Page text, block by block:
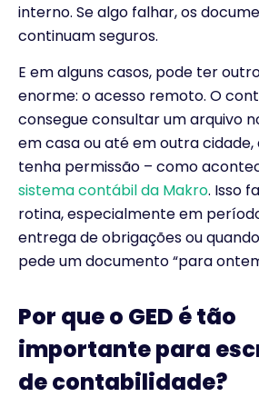
interno. Se algo falhar, os
continuam seguros.
E em alguns casos, pode ter
enorme: o acesso remoto. O
consegue consultar um arquivo
em casa ou até em outra cidade,
tenha permissão – como
sistema contábil da Makro. Isso
rotina, especialmente em
entrega de obrigações ou
pede um documento “para
Por que o GED é tão
importante para
de contabilidade?